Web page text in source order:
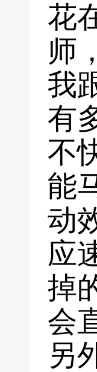
花
师
我
有
不
能
动
应
掉
会
另